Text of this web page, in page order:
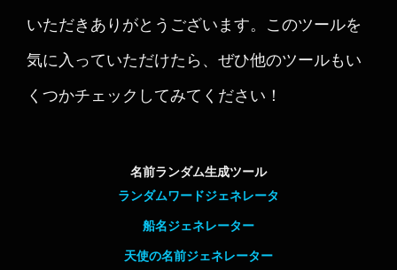
いただきありがとうございます。このツールを
気に入っていただけたら、ぜひ他のツールもい
くつかチェックしてみてください！
名前ランダム生成ツール
ランダムワードジェネレータ
船名ジェネレーター
天使の名前ジェネレーター